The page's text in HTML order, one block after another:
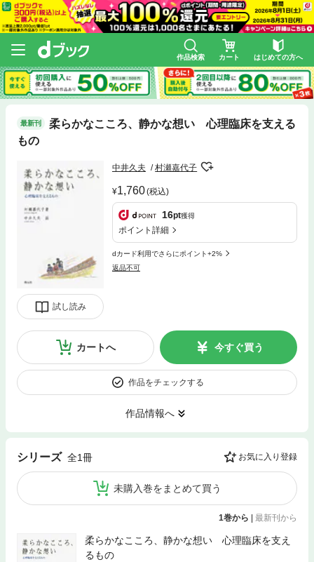
作品検索 カート はじめての方へ
最新刊
柔らかなこころ、静かな想い 心理臨床を支える
もの
試し読み
中井久夫 村瀬嘉代子
1,760(税込)
16pt獲得
ポイント詳細
dカード利用でさらにポイント+2%
返品不可
カートへ 今すぐ買う
作品をチェックする
作品情報へ
シリーズ 全1冊 お気に入り登録
未購入巻をまとめて買う
1巻から 最新刊から
柔らかなこころ、静かな想い 心理臨床を支え
るもの